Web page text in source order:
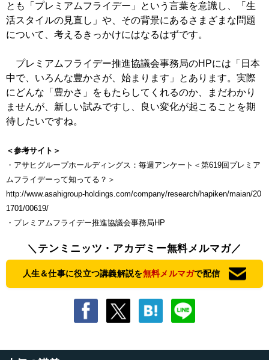
とも「プレミアムフライデー」という言葉を意識し、「生
活スタイルの見直し」や、その背景にあるさまざまな問題
について、考えるきっかけにはなるはずです。
プレミアムフライデー推進協議会事務局のHPには「日本
中で、いろんな豊かさが、始まります」とあります。実際
にどんな「豊かさ」をもたらしてくれるのか、まだわかり
ませんが、新しい試みですし、良い変化が起こることを期
待したいですね。
＜参考サイト＞
・アサヒグループホールディングス：毎週アンケート＜第619回プレミア
ムフライデーって知ってる？＞
http://www.asahigroup-holdings.com/company/research/hapiken/maian/20
1701/00619/
・プレミアムフライデー推進協議会事務局HP
＼テンミニッツ・アカデミー無料メルマガ／
人生＆仕事に役立つ講義解説を無料メルマガで配信